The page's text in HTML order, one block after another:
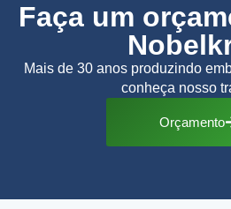
Faça um
Mais de 30 anos produzindo
conheça nosso
Orçamento